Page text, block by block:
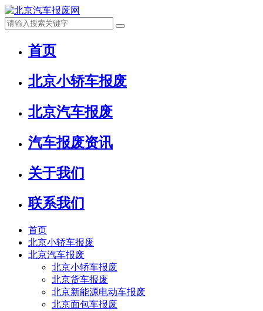
首页
北京小轿车报废
北京汽车报废
汽车报废资讯
关于我们
联系我们
首页
北京小轿车报废
北京汽车报废
北京小轿车报废
北京货车报废
北京新能源电动车报废
北京面包车报废